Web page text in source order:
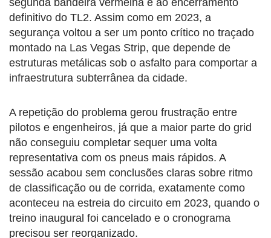
segunda bandeira vermelha e ao encerramento
definitivo do TL2. Assim como em 2023, a
segurança voltou a ser um ponto crítico no traçado
montado na Las Vegas Strip, que depende de
estruturas metálicas sob o asfalto para comportar a
infraestrutura subterrânea da cidade.
A repetição do problema gerou frustração entre
pilotos e engenheiros, já que a maior parte do grid
não conseguiu completar sequer uma volta
representativa com os pneus mais rápidos. A
sessão acabou sem conclusões claras sobre ritmo
de classificação ou de corrida, exatamente como
aconteceu na estreia do circuito em 2023, quando o
treino inaugural foi cancelado e o cronograma
precisou ser reorganizado.